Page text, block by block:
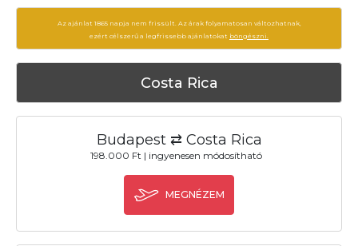
Az ajánlat 1865 napja nem frissült. Az árak folyamatosan változhatnak,
ezért célszerű a legfrissebb ajánlatokat böngészni.
Costa Rica
Budapest ⇄ Costa Rica
198.000 Ft | ingyenesen módosítható
MEGNÉZEM